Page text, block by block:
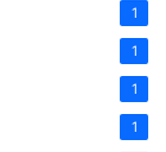
1
1
1
1